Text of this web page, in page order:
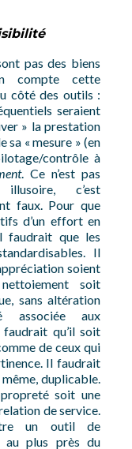
pas des biens
compte cette
côté des outils :
seraient
» la prestation
sa « mesure » (en
contrôle à
. Ce n’est pas
c’est
faux. Pour que
d’un effort en
faudrait que les
Il
soient
soit
sans altération
associée aux
qu’il soit
de ceux qui
Il faudrait
duplicable.
soit une
de service.
un outil de
au plus près du